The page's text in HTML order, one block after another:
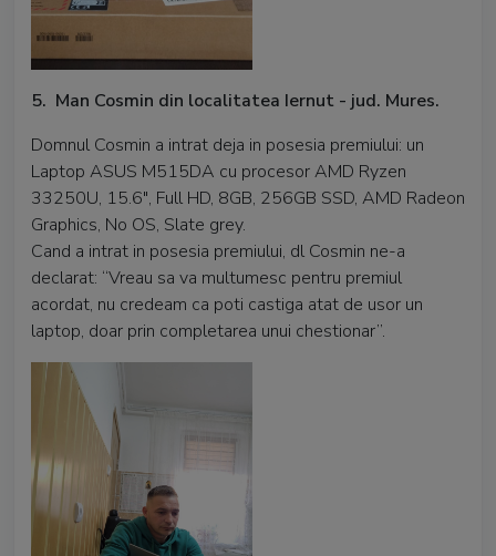
5. Man Cosmin din localitatea Iernut - jud. Mures.
Domnul Cosmin a intrat deja in posesia premiului: un
Laptop ASUS M515DA cu procesor AMD Ryzen
33250U, 15.6", Full HD, 8GB, 256GB SSD, AMD Radeon
Graphics, No OS, Slate grey.
Cand a intrat in posesia premiului, dl Cosmin ne-a
declarat: “Vreau sa va multumesc pentru premiul
acordat, nu credeam ca poti castiga atat de usor un
laptop, doar prin completarea unui chestionar”.